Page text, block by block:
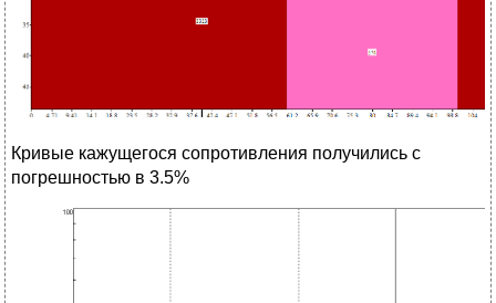
Кривые кажущегося сопротивления получились с
погрешностью в 3.5%